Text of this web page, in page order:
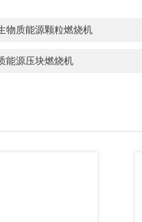
物质能源颗粒燃烧机
能源压块燃烧机